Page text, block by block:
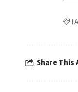
Share This